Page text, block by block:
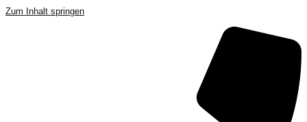
Zum Inhalt springen